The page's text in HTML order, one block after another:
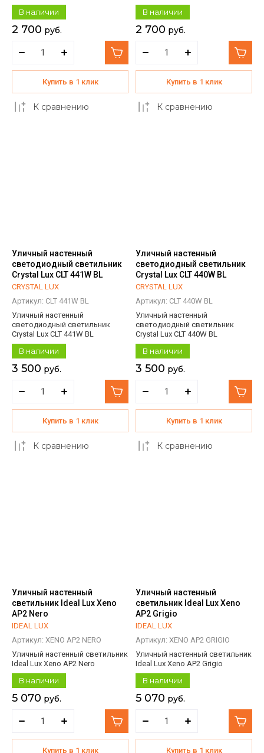
В наличии
2 700 руб.
Купить в 1 клик
К сравнению
В наличии
2 700 руб.
Купить в 1 клик
К сравнению
Уличный настенный
светодиодный светильник
Crystal Lux CLT 441W BL
CRYSTAL LUX
Артикул: CLT 441W BL
Уличный настенный
светодиодный светильник
Crystal Lux CLT 441W BL
В наличии
3 500 руб.
Купить в 1 клик
К сравнению
Уличный настенный
светодиодный светильник
Crystal Lux CLT 440W BL
CRYSTAL LUX
Артикул: CLT 440W BL
Уличный настенный
светодиодный светильник
Crystal Lux CLT 440W BL
В наличии
3 500 руб.
Купить в 1 клик
К сравнению
Уличный настенный
светильник Ideal Lux Xeno
AP2 Nero
IDEAL LUX
Артикул: XENO AP2 NERO
Уличный настенный светильник
Ideal Lux Xeno AP2 Nero
В наличии
5 070 руб.
Купить в 1 клик
Уличный настенный
светильник Ideal Lux Xeno
AP2 Grigio
IDEAL LUX
Артикул: XENO AP2 GRIGIO
Уличный настенный светильник
Ideal Lux Xeno AP2 Grigio
В наличии
5 070 руб.
Купить в 1 клик